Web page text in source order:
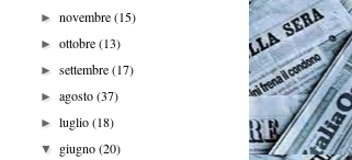
►novembre(15)
►ottobre(13)
►settembre(17)
►agosto(37)
►luglio(18)
▼ giugno(20)